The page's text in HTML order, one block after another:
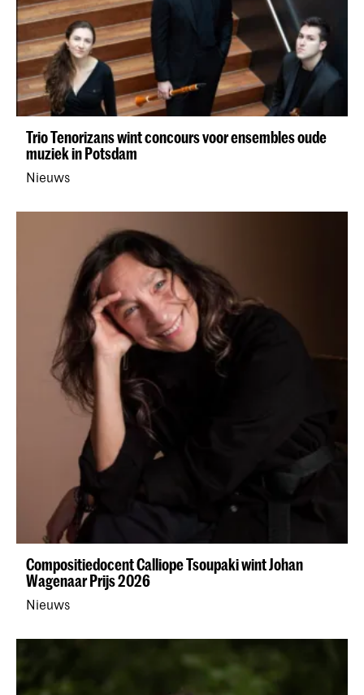
Trio Tenorizans wint concours voor ensembles oude
muziek in Potsdam
Nieuws
Compositiedocent Calliope Tsoupaki wint Johan
Wagenaar Prijs 2026
Nieuws